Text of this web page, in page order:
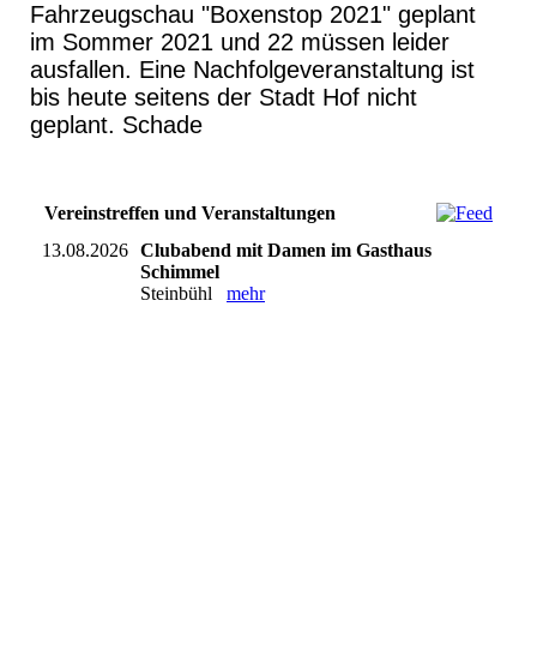
Fahrzeugschau "Boxenstop 2021" geplant
im Sommer 2021 und 22 müssen leider
ausfallen. Eine Nachfolgeveranstaltung ist
bis heute seitens der Stadt Hof nicht
geplant. Schade
Vereinstreffen und Veranstaltungen
13.08.2026 Clubabend mit Damen im Gasthaus
Schimmel
Steinbühl mehr